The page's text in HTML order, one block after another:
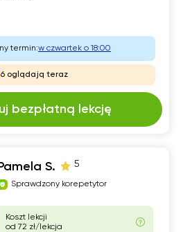
termin:w czwartek o 18:00
6 oglądają teraz
bezpłatną lekcję
Pamela S. 5
Sprawdzony korepetytor
Koszt lekcji
od 72 zł/lekcja